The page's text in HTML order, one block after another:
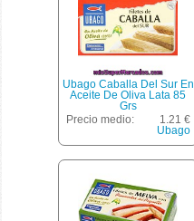
Ubago Caballa Del Sur En
Aceite De Oliva Lata 85
Grs
Precio medio:
1.21 €
Ubago